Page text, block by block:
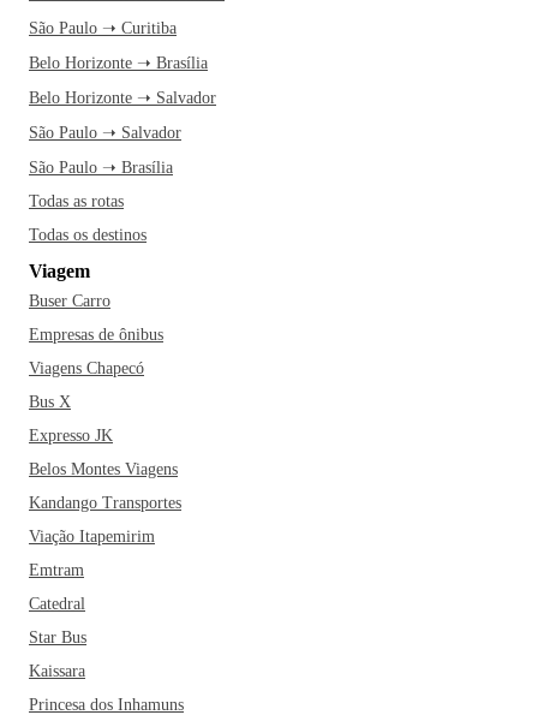
São Paulo ➝ Curitiba
Belo Horizonte ➝ Brasília
Belo Horizonte ➝ Salvador
São Paulo ➝ Salvador
São Paulo ➝ Brasília
Todas as rotas
Todas os destinos
Viagem
Buser Carro
Empresas de ônibus
Viagens Chapecó
Bus X
Expresso JK
Belos Montes Viagens
Kandango Transportes
Viação Itapemirim
Emtram
Catedral
Star Bus
Kaissara
Princesa dos Inhamuns